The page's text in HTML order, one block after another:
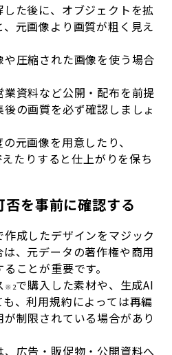
た後に、オブジェクトを拡
元画像より画質が粗く見え
圧縮された画像を使う場合
資料など公開・配布を前提
の画質を必ず確認しましょ
元画像を用意したり、
たりすると仕上がりを保ち
を事前に確認する
成したデザインをマジック
、元データの著作権や商用
ことが重要です。
※2で購入した素材や、生成AI
、利用規約によっては再編
制限されている場合があり
広告・販促物・公開資料へ